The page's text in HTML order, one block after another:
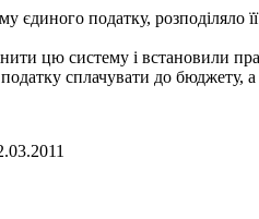
єдиного податку, розподіляло
цю систему і встановили
сплачувати до